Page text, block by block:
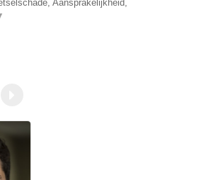
Aansprakelijkheid,